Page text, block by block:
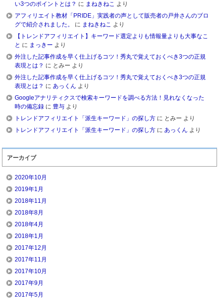
い3つのポイントとは？ に まねきねこ より
アフィリエイト教材「PRIDE」実践者の声として販売者の戸井さんのブロ
グで紹介されました。
に まねきねこ より
【トレンドアフィリエイト】キーワード選定よりも情報量よりも大事なこ
と に まっきー より
外注した記事作成を早く仕上げるコツ！秀丸で覚えておくべき3つの正規
表現とは？ に とみー より
外注した記事作成を早く仕上げるコツ！秀丸で覚えておくべき3つの正規
表現とは？ にあっくん より
Googleアナリティクスで検索キーワードを調べる方法！見れなくなった
時の備忘録 に 豊与 より
トレンドアフィリエイト「派生キーワード」の探し方 に とみー より
トレンドアフィリエイト「派生キーワード」の探し方 にあっくん より
アーカイブ
2020年10月
2019年1月
2018年11月
2018年8月
2018年4月
2018年1月
2017年12月
2017年11月
2017年10月
2017年9月
2017年5月